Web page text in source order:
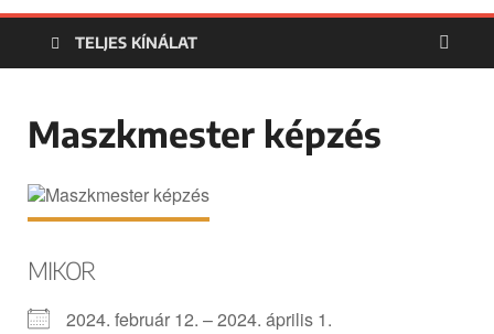
TELJES KÍNÁLAT
Maszkmester képzés
MIKOR
2024. február 12. – 2024. április 1.